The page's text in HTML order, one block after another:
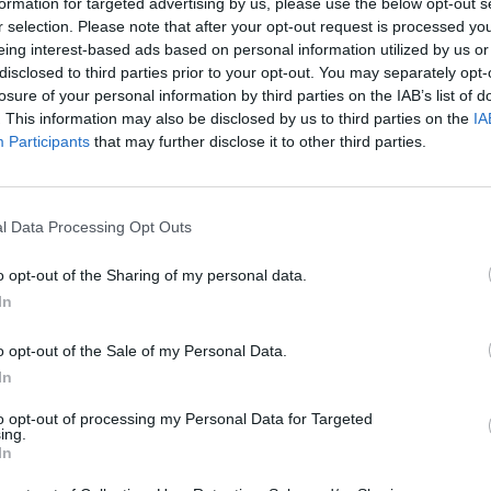
selection. Please note that after your opt-out request is processed
interest-based ads based on personal information utilized by us
to third parties prior to your opt-out. You may separately
of your personal information by third parties on the IAB’s list of
This information may also be disclosed by us to third parties on the
Participants that may further disclose it to other third parties.
Data Processing Opt Outs
opt-out of the Sharing of my personal data.
opt-out of the Sale of my Personal Data.
opt-out of processing my Personal Data for Targeted
Cím: Dudás Attila
Műgyűjtők Háza kft.
Budapest
1023.Bp. Zsigmond tér 11.
Telefon: 18008123
Bemutatkozás: 2013 nyarán nyitottuk meg
optimális áron, gyorsan találjanak vevőt
gyűjteményüket változatos kínálatunkból.
árverést! Kedd-től péntek-ig 11.00-este 18.00